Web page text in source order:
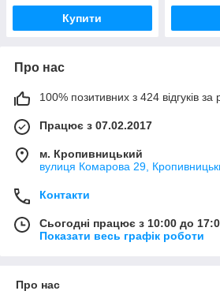
Купити
Про нас
100% позитивних з 424 відгуків за
Працює з 07.02.2017
м. Кропивницький
вулиця Комарова 29,
Контакти
Сьогодні працює з 10:00 до
Показати весь графік роботи
Про нас